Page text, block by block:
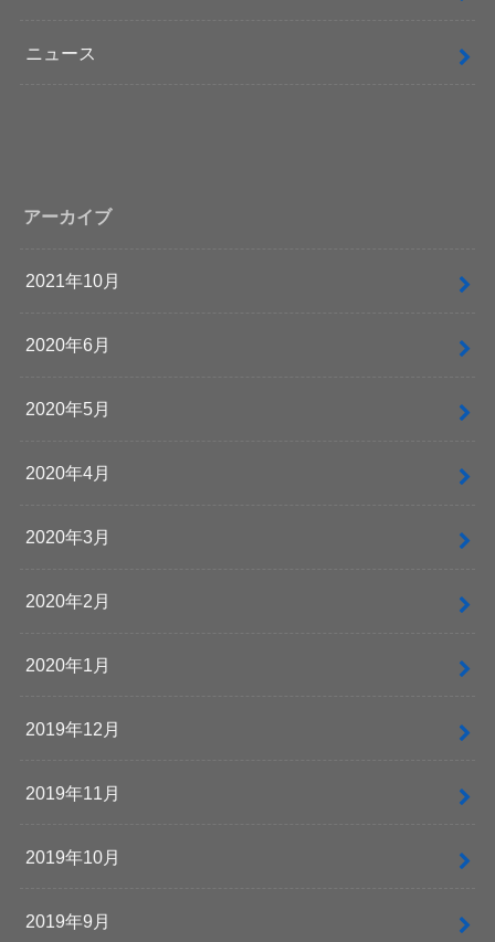
ニュース
アーカイブ
2021年10月
2020年6月
2020年5月
2020年4月
2020年3月
2020年2月
2020年1月
2019年12月
2019年11月
2019年10月
2019年9月